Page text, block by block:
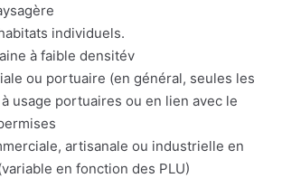
individuels.
à faible densitév
ou portuaire (en général, seules les
usage portuaires ou en lien avec le
artisanale ou industrielle en
en fonction des PLU)